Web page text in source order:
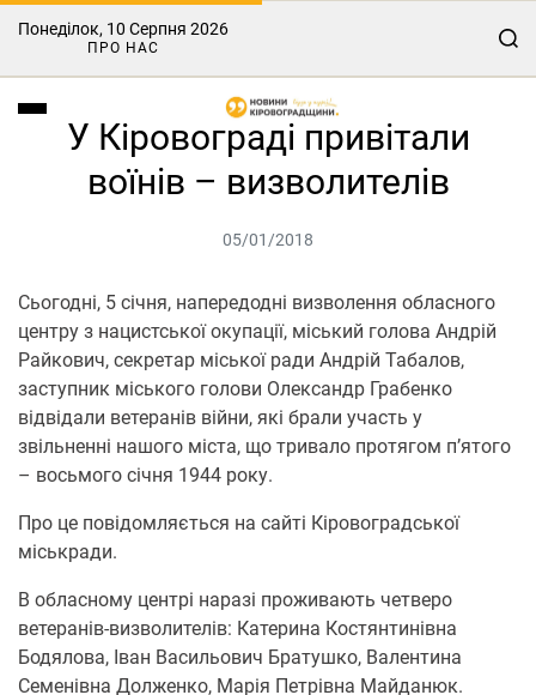
Понеділок, 10 Серпня 2026
ПРО НАС
У Кіровограді привітали
воїнів – визволителів
05/01/2018
Сьогодні, 5 січня, напередодні визволення обласного
центру з нацистської окупації, міський голова Андрій
Райкович, секретар міської ради Андрій Табалов,
заступник міського голови Олександр Грабенко
відвідали ветеранів війни, які брали участь у
звільненні нашого міста, що тривало протягом п’ятого
– восьмого січня 1944 року.
Про це повідомляється на сайті Кіровоградської
міськради.
В обласному центрі наразі проживають четверо
ветеранів-визволителів: Катерина Костянтинівна
Бодялова, Іван Васильович Братушко, Валентина
Семенівна Долженко, Марія Петрівна Майданюк.